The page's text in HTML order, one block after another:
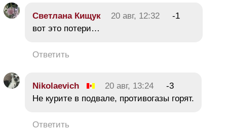
Светлана Кищук 20 авг, 12:32
-1
вот это потери…
Ответить
Nikolaevich 20 авг, 13:24
-3
Не курите в подвале, противогазы горят.
Ответить